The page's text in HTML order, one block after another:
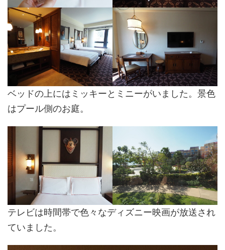
ベッドの上にはミッキーとミニーがいました。景色
はプール側のお庭。
テレビは時間帯で色々なディズニー映画が放送され
ていました。